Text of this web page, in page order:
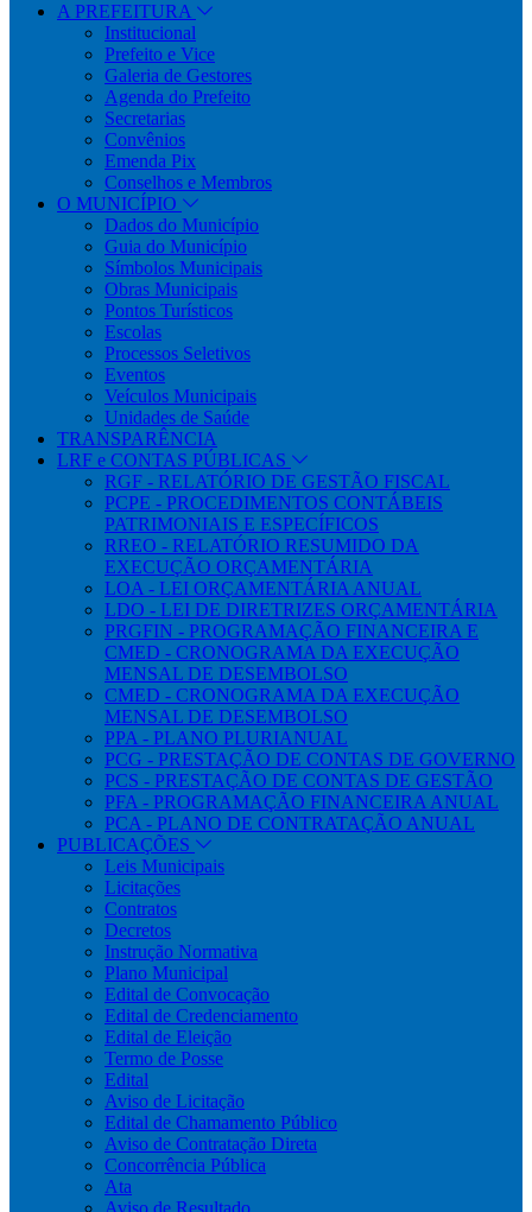
A PREFEITURA
Institucional
Prefeito e Vice
Galeria de Gestores
Agenda do Prefeito
Secretarias
Convênios
Emenda Pix
Conselhos e Membros
O MUNICÍPIO
Dados do Município
Guia do Município
Símbolos Municipais
Obras Municipais
Pontos Turísticos
Escolas
Processos Seletivos
Eventos
Veículos Municipais
Unidades de Saúde
TRANSPARÊNCIA
LRF e CONTAS PÚBLICAS
RGF - RELATÓRIO DE GESTÃO FISCAL
PCPE - PROCEDIMENTOS CONTÁBEIS
PATRIMONIAIS E ESPECÍFICOS
RREO - RELATÓRIO RESUMIDO DA
EXECUÇÃO ORÇAMENTÁRIA
LOA - LEI ORÇAMENTÁRIA ANUAL
LDO - LEI DE DIRETRIZES ORÇAMENTÁRIA
PRGFIN - PROGRAMAÇÃO FINANCEIRA E
CMED - CRONOGRAMA DA EXECUÇÃO
MENSAL DE DESEMBOLSO
CMED - CRONOGRAMA DA EXECUÇÃO
MENSAL DE DESEMBOLSO
PPA - PLANO PLURIANUAL
PCG - PRESTAÇÃO DE CONTAS DE GOVERNO
PCS - PRESTAÇÃO DE CONTAS DE GESTÃO
PFA - PROGRAMAÇÃO FINANCEIRA ANUAL
PCA - PLANO DE CONTRATAÇÃO ANUAL
PUBLICAÇÕES
Leis Municipais
Licitações
Contratos
Decretos
Instrução Normativa
Plano Municipal
Edital de Convocação
Edital de Credenciamento
Edital de Eleição
Termo de Posse
Edital
Aviso de Licitação
Edital de Chamamento Público
Aviso de Contratação Direta
Concorrência Pública
Ata
Aviso de Resultado